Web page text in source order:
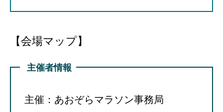
【会場マップ】
主催者情報
主催：あおぞらマラソン事務局